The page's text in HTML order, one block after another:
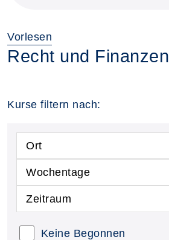
Vorlesen
Recht und Finanzen
Kurse filtern nach:
Ort
Wochentage
Zeitraum
Keine Begonnen